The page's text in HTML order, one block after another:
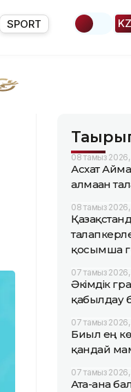
SPORT KZ
08 тамыз 2026,
Асхат
алмаған
08 тамыз 2026,
қосымша
07 тамыз
Әкімдік
қабылдау
07 тамыз 2026,
Биыл ең
қандай
07 тамыз 2026,
Ата-ана